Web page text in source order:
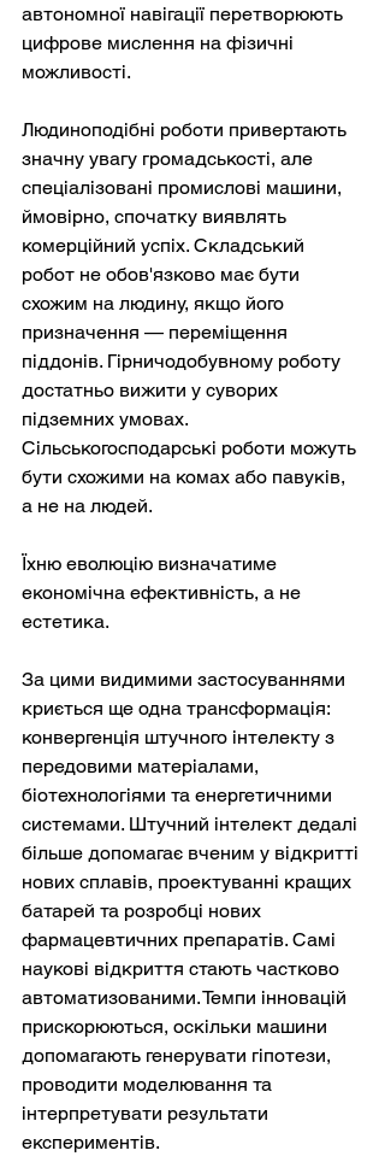
автономної навігації перетворюють
цифрове мислення на фізичні
можливості.
Людиноподібні роботи привертають
значну увагу громадськості, але
спеціалізовані промислові машини,
ймовірно, спочатку виявлять
комерційний успіх. Складський
робот не обов'язково має бути
схожим на людину, якщо його
призначення — переміщення
піддонів. Гірничодобувному роботу
достатньо вижити у суворих
підземних умовах.
Сільськогосподарські роботи можуть
бути схожими на комах або павуків,
а не на людей.
Їхню еволюцію визначатиме
економічна ефективність, а не
естетика.
За цими видимими застосуваннями
криється ще одна трансформація:
конвергенція штучного інтелекту з
передовими матеріалами,
біотехнологіями та енергетичними
системами. Штучний інтелект дедалі
більше допомагає вченим у відкритті
нових сплавів, проектуванні кращих
батарей та розробці нових
фармацевтичних препаратів. Самі
наукові відкриття стають частково
автоматизованими. Темпи інновацій
прискорюються, оскільки машини
допомагають генерувати гіпотези,
проводити моделювання та
інтерпретувати результати
експериментів.